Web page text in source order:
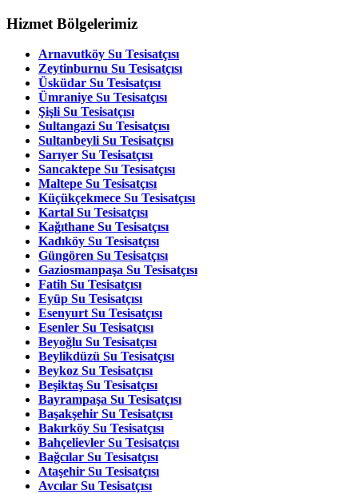
Hizmet Bölgelerimiz
Arnavutköy Su Tesisatçısı
Zeytinburnu Su Tesisatçısı
Üsküdar Su Tesisatçısı
Ümraniye Su Tesisatçısı
Şişli Su Tesisatçısı
Sultangazi Su Tesisatçısı
Sultanbeyli Su Tesisatçısı
Sarıyer Su Tesisatçısı
Sancaktepe Su Tesisatçısı
Maltepe Su Tesisatçısı
Küçükçekmece Su Tesisatçısı
Kartal Su Tesisatçısı
Kağıthane Su Tesisatçısı
Kadıköy Su Tesisatçısı
Güngören Su Tesisatçısı
Gaziosmanpaşa Su Tesisatçısı
Fatih Su Tesisatçısı
Eyüp Su Tesisatçısı
Esenyurt Su Tesisatçısı
Esenler Su Tesisatçısı
Beyoğlu Su Tesisatçısı
Beylikdüzü Su Tesisatçısı
Beykoz Su Tesisatçısı
Beşiktaş Su Tesisatçısı
Bayrampaşa Su Tesisatçısı
Başakşehir Su Tesisatçısı
Bakırköy Su Tesisatçısı
Bahçelievler Su Tesisatçısı
Bağcılar Su Tesisatçısı
Ataşehir Su Tesisatçısı
Avcılar Su Tesisatçısı